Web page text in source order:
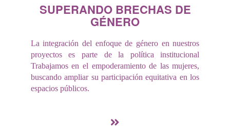
SUPERANDO BRECHAS DE
GÉNERO
La integración del enfoque de género en nuestros
proyectos es parte de la política institucional
Trabajamos en el empoderamiento de las mujeres,
buscando ampliar su participación equitativa en los
espacios públicos.